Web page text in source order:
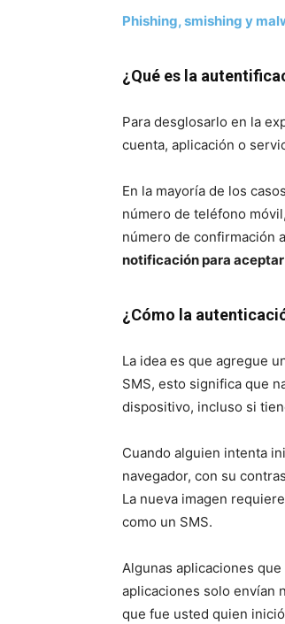
Phishing, smishing y
¿Qué es la
Para desglosarlo en la
cuenta, aplicación o
En la mayoría de los
número de teléfono
número de confirmación
notificación para
¿Cómo la
La idea es que agregue
SMS, esto significa que
dispositivo, incluso si
Cuando alguien intenta
navegador, con su
La nueva imagen
como un SMS.
Algunas aplicaciones
aplicaciones solo envían
que fue usted quien